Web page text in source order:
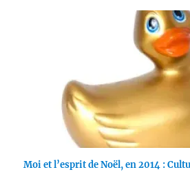
Moi et l’esprit de Noël, en 2014 :